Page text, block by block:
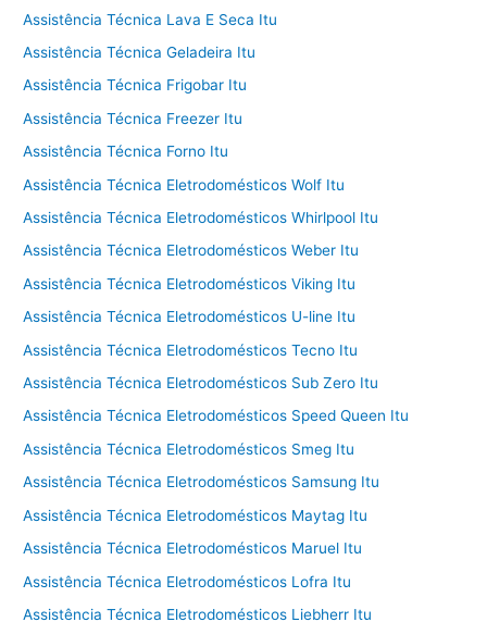
Assistência Técnica Lava E Seca Itu
Assistência Técnica Geladeira Itu
Assistência Técnica Frigobar Itu
Assistência Técnica Freezer Itu
Assistência Técnica Forno Itu
Assistência Técnica Eletrodomésticos Wolf Itu
Assistência Técnica Eletrodomésticos Whirlpool Itu
Assistência Técnica Eletrodomésticos Weber Itu
Assistência Técnica Eletrodomésticos Viking Itu
Assistência Técnica Eletrodomésticos U-line Itu
Assistência Técnica Eletrodomésticos Tecno Itu
Assistência Técnica Eletrodomésticos Sub Zero Itu
Assistência Técnica Eletrodomésticos Speed Queen Itu
Assistência Técnica Eletrodomésticos Smeg Itu
Assistência Técnica Eletrodomésticos Samsung Itu
Assistência Técnica Eletrodomésticos Maytag Itu
Assistência Técnica Eletrodomésticos Maruel Itu
Assistência Técnica Eletrodomésticos Lofra Itu
Assistência Técnica Eletrodomésticos Liebherr Itu